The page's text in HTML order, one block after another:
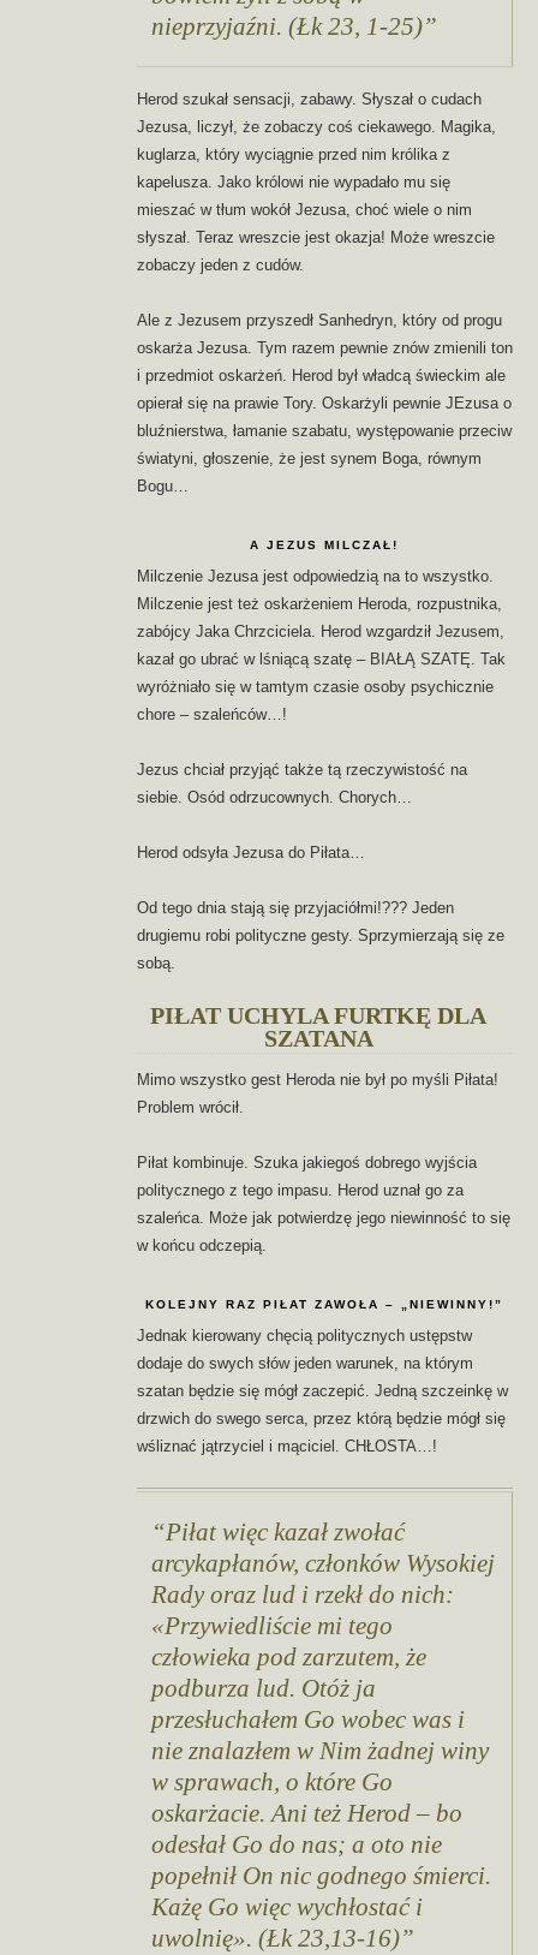
nieprzyjaźni. (Łk 23, 1-25)
Herod szukał sensacji, zabawy. Słyszał o cudach
Jezusa, liczył, że zobaczy coś ciekawego. Magika,
kuglarza, który wyciągnie przed nim królika z
kapelusza. Jako królowi nie wypadało mu się
mieszać w tłum wokół Jezusa, choć wiele o nim
słyszał. Teraz wreszcie jest okazja! Może wreszcie
zobaczy jeden z cudów.
Ale z Jezusem przyszedł Sanhedryn, który od progu
oskarża Jezusa. Tym razem pewnie znów zmienili ton
i przedmiot oskarżeń. Herod był władcą świeckim ale
opierał się na prawie Tory. Oskarżyli pewnie JEzusa o
bluźnierstwa, łamanie szabatu, występowanie przeciw
światyni, głoszenie, że jest synem Boga, równym
Bogu…
A JEZUS MILCZAŁ!
Milczenie Jezusa jest odpowiedzią na to wszystko.
Milczenie jest też oskarżeniem Heroda, rozpustnika,
zabójcy Jaka Chrzciciela. Herod wzgardził Jezusem,
kazał go ubrać w lśniącą szatę – BIAŁĄ SZATĘ. Tak
wyróżniało się w tamtym czasie osoby psychicznie
chore – szaleńców…!
Jezus chciał przyjąć także tą rzeczywistość na
siebie. Osód odrzucownych. Chorych…
Herod odsyła Jezusa do Piłata…
Od tego dnia stają się przyjaciółmi!??? Jeden
drugiemu robi polityczne gesty. Sprzymierzają się ze
sobą.
PIŁAT UCHYLA FURTKĘ DLA
SZATANA
Mimo wszystko gest Heroda nie był po myśli Piłata!
Problem wrócił.
Piłat kombinuje. Szuka jakiegoś dobrego wyjścia
politycznego z tego impasu. Herod uznał go za
szaleńca. Może jak potwierdzę jego niewinność to się
w końcu odczepią.
KOLEJNY RAZ PIŁAT ZAWOŁA – „NIEWINNY!”
Jednak kierowany chęcią politycznych ustępstw
dodaje do swych słów jeden warunek, na którym
szatan będzie się mógł zaczepić. Jedną szczeinkę w
drzwich do swego serca, przez którą będzie mógł się
wśliznać jątrzyciel i mąciciel. CHŁOSTA…!
Piłat więc kazał zwołać
arcykapłanów, członków Wysokiej
Rady oraz lud i rzekł do nich:
«Przywiedliście mi tego
człowieka pod zarzutem, że
podburza lud. Otóż ja
przesłuchałem Go wobec was i
nie znalazłem w Nim żadnej winy
w sprawach, o które Go
oskarżacie. Ani też Herod – bo
odesłał Go do nas; a oto nie
popełnił On nic godnego śmierci.
Każę Go więc wychłostać i
uwolnię». (Łk 23,13-16)